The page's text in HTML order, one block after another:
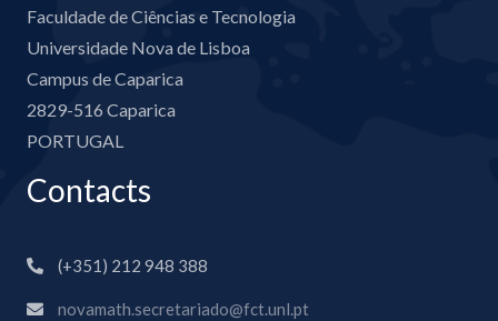
Faculdade de Ciências e Tecnologia
Universidade Nova de Lisboa
Campus de Caparica
2829-516 Caparica
PORTUGAL
Contacts
(+351) 212 948 388
novamath.secretariado@fct.unl.pt